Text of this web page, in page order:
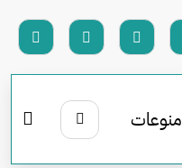
منوعات